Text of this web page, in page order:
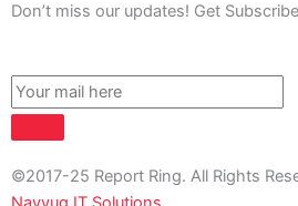
Don’t miss our updates! Get
©2017-25 Report Ring. All Rights